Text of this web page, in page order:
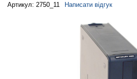
Артикул: 2750_11 Написати відгук